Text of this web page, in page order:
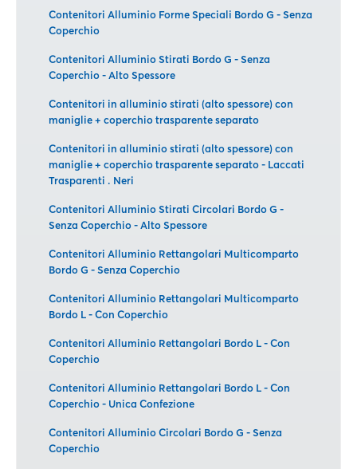
Contenitori Alluminio Forme Speciali Bordo G - Senza
Coperchio
Contenitori Alluminio Stirati Bordo G - Senza
Coperchio - Alto Spessore
Contenitori in alluminio stirati (alto spessore) con
maniglie + coperchio trasparente separato
Contenitori in alluminio stirati (alto spessore) con
maniglie + coperchio trasparente separato - Laccati
Trasparenti . Neri
Contenitori Alluminio Stirati Circolari Bordo G -
Senza Coperchio - Alto Spessore
Contenitori Alluminio Rettangolari Multicomparto
Bordo G - Senza Coperchio
Contenitori Alluminio Rettangolari Multicomparto
Bordo L - Con Coperchio
Contenitori Alluminio Rettangolari Bordo L - Con
Coperchio
Contenitori Alluminio Rettangolari Bordo L - Con
Coperchio - Unica Confezione
Contenitori Alluminio Circolari Bordo G - Senza
Coperchio